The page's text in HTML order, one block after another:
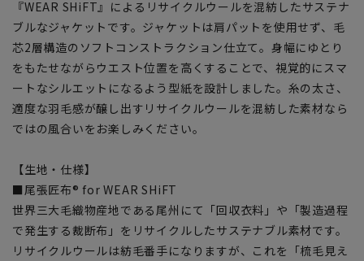
『WEAR SHiFT』によるリサイクルウールを混紡したサステナ
ブルなジャケットです。ジャケットは肩パットを使用せず、毛
芯2層構造のソフトコンストラクション仕立て。身幅にゆとり
をもたせながらウエスト位置を高くすることで、視覚的にスマ
ートなシルエットになるよう型紙を設計しました。糸の太さ、
適度な羽毛感が醸し出すリサイクルウールを混紡した素材なら
ではの風合いをお楽しみください。
【生地・仕様】
■尾張匠布® for WEAR SHiFT
世界三大毛織物産地である尾州にて「回収衣料」や「製造過程
で発生する裁断布」をリサイクルしたサステナブル素材です。
リサイクルウールは紡毛番手になりますが、これを「梳毛見え